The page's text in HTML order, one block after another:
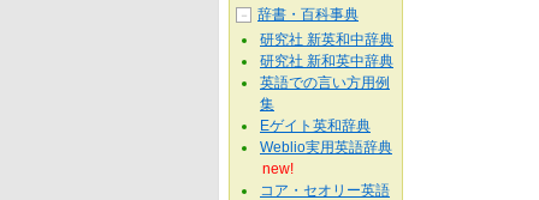
－
辞書・百科事典
研究社 新英和中辞典
研究社 新和英中辞典
英語での言い方用例
集
Eゲイト英和辞典
Weblio実用英語辞典
new!
コア・セオリー英語